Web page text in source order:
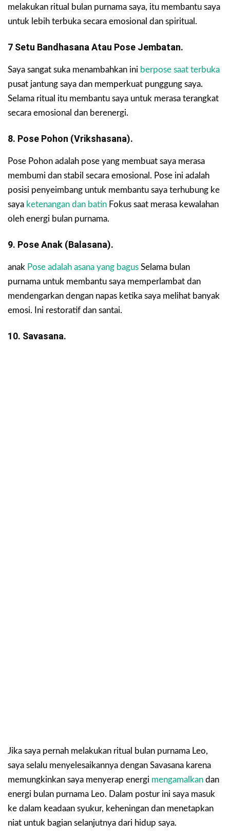
melakukan ritual bulan purnama saya, itu membantu saya
untuk lebih terbuka secara emosional dan spiritual.
7 Setu Bandhasana Atau Pose Jembatan.
Saya sangat suka menambahkan ini berpose saat terbuka
pusat jantung saya dan memperkuat punggung saya.
Selama ritual itu membantu saya untuk merasa terangkat
secara emosional dan berenergi.
8. Pose Pohon (Vrikshasana).
Pose Pohon adalah pose yang membuat saya merasa
membumi dan stabil secara emosional. Pose ini adalah
posisi penyeimbang untuk membantu saya terhubung ke
saya ketenangan dan batin Fokus saat merasa kewalahan
oleh energi bulan purnama.
9. Pose Anak (Balasana).
anak Pose adalah asana yang bagus Selama bulan
purnama untuk membantu saya memperlambat dan
mendengarkan dengan napas ketika saya melihat banyak
emosi. Ini restoratif dan santai.
10. Savasana.
Jika saya pernah melakukan ritual bulan purnama Leo,
saya selalu menyelesaikannya dengan Savasana karena
memungkinkan saya menyerap energi mengamalkan dan
energi bulan purnama Leo. Dalam postur ini saya masuk
ke dalam keadaan syukur, keheningan dan menetapkan
niat untuk bagian selanjutnya dari hidup saya.